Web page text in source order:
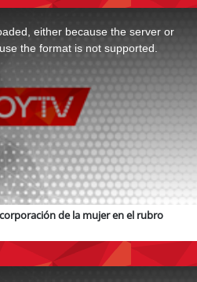
either because the server or
the format is not supported.
de la mujer en el rubro